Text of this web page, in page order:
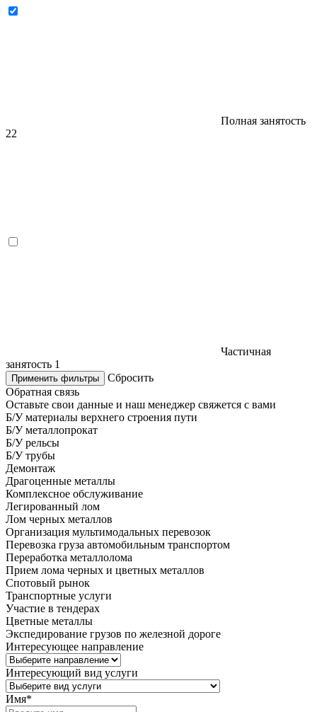
Полная занятость
22
Частичная
занятость 1
Применить фильтры
Сбросить
Обратная связь
Оставьте свои данные и наш менеджер свяжется с вами
Б/У материалы верхнего строения пути
Б/У металлопрокат
Б/У рельсы
Б/У трубы
Демонтаж
Драгоценные металлы
Комплексное обслуживание
Легированный лом
Лом черных металлов
Организация мультимодальных перевозок
Перевозка груза автомобильным транспортом
Переработка металлолома
Прием лома черных и цветных металлов
Спотовый рынок
Транспортные услуги
Участие в тендерах
Цветные металлы
Экспедирование грузов по железной дороге
Интересующее направление
Интересующий вид услуги
Имя*